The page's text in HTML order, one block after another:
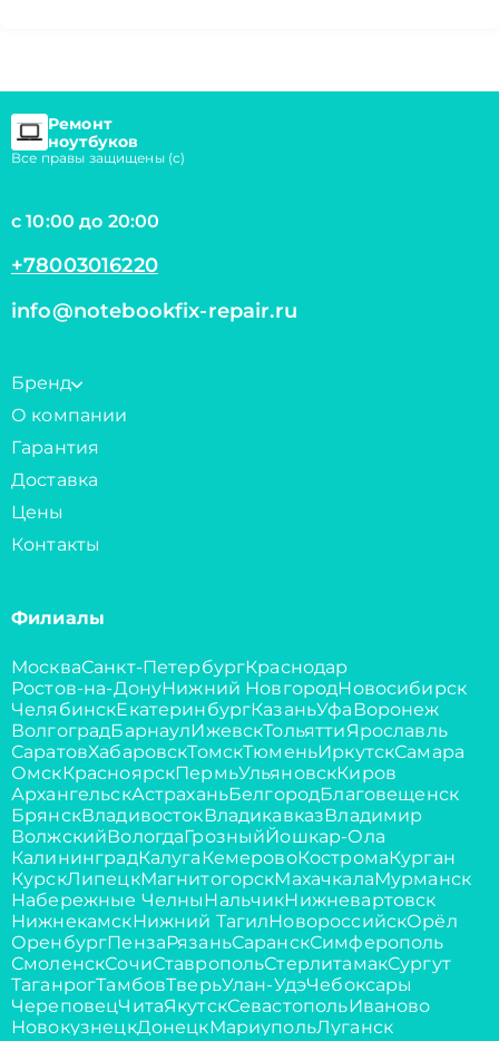
Ремонт
ноутбуков
Все правы защищены (с)
с 10:00 до 20:00
+78003016220
info@notebookfix-repair.ru
Бренд
О компании
Гарантия
Доставка
Цены
Контакты
Филиалы
МоскваСанкт-ПетербургКраснодар
Ростов-на-ДонуНижний НовгородНовосибирск
ЧелябинскЕкатеринбургКазаньУфаВоронеж
ВолгоградБарнаулИжевскТольяттиЯрославль
СаратовХабаровскТомскТюменьИркутскСамара
ОмскКрасноярскПермьУльяновскКиров
АрхангельскАстраханьБелгородБлаговещенск
БрянскВладивостокВладикавказВладимир
ВолжскийВологдаГрозныйЙошкар-Ола
КалининградКалугаКемеровоКостромаКурган
КурскЛипецкМагнитогорскМахачкалаМурманск
Набережные ЧелныНальчикНижневартовск
НижнекамскНижний ТагилНовороссийскОрёл
ОренбургПензаРязаньСаранскСимферополь
СмоленскСочиСтавропольСтерлитамакСургут
ТаганрогТамбовТверьУлан-УдэЧебоксары
ЧереповецЧитаЯкутскСевастопольИваново
НовокузнецкДонецкМариупольЛуганск